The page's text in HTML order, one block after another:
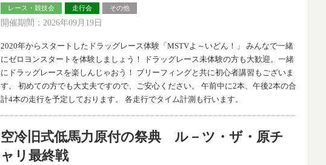
レース・競技会 走行会 その他
開催期間：2026年09月19日
2020年からスタートしたドラッグレース体験「MSTVよ～いどん！」 みんなで一緒
にゼロヨンスタートを体験しましょう！ ドラッグレース未体験の方も大歓迎。一緒
にドラッグレースを楽しんじゃおう！ ブリーフィングと共に初心者講習もございま
す。 初めての方でも大丈夫ですので、ご安心ください。 午前中に2本、午後2本の合
計4本の走行を予定しております。 各走行でタイム計測も行います。
空冷旧式低馬力原付の祭典 ル－ツ・ザ・原チ
ャリ最終戦